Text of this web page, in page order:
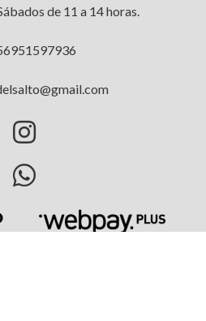
de 11 a 14 horas.